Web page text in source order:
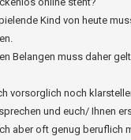
Kind von heute
Belangen muss daher
vorsorglich noch
und euch/ Ihnen
aber oft genug beruflich